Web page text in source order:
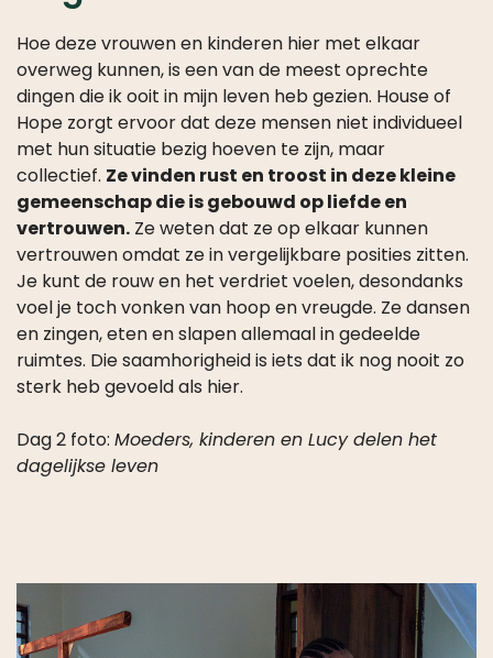
Hoe deze vrouwen en kinderen hier met elkaar
overweg kunnen, is een van de meest oprechte
dingen die ik ooit in mijn leven heb gezien. House of
Hope zorgt ervoor dat deze mensen niet individueel
met hun situatie bezig hoeven te zijn, maar
collectief.Ze vinden rust en troost in deze kleine
gemeenschap die is gebouwd op liefde en
vertrouwen.Ze weten dat ze op elkaar kunnen
vertrouwen omdat ze in vergelijkbare posities zitten.
Je kunt de rouw en het verdriet voelen, desondanks
voel je toch vonken van hoop en vreugde. Ze dansen
en zingen, eten en slapen allemaal in gedeelde
ruimtes. Die saamhorigheid is iets dat ik nog nooit zo
sterk heb gevoeld als hier.
dagelijkse leven